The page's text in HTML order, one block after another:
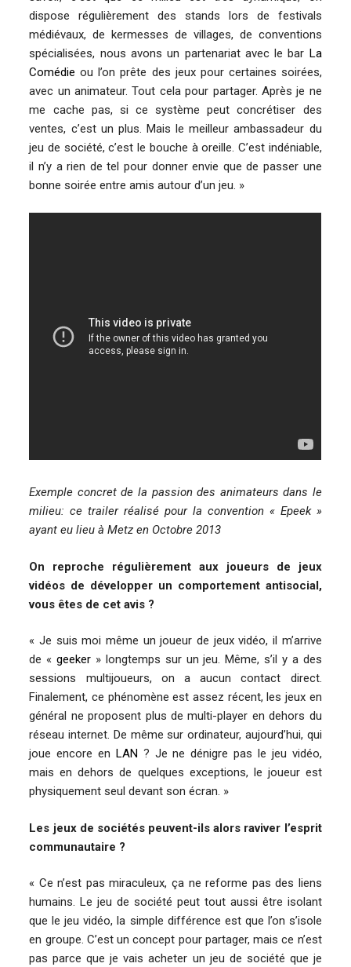
dispose régulièrement des stands lors de festivals
médiévaux, de kermesses de villages, de conventions
spécialisées, nous avons un partenariat avec le bar La
Comédie ou l’on prête des jeux pour certaines soirées,
avec un animateur. Tout cela pour partager. Après je ne
me cache pas, si ce système peut concrétiser des
ventes, c’est un plus. Mais le meilleur ambassadeur du
jeu de société, c’est le bouche à oreille. C’est indéniable,
il n’y a rien de tel pour donner envie que de passer une
bonne soirée entre amis autour d’un jeu. »
Exemple concret de la passion des animateurs dans le
milieu: ce trailer réalisé pour la convention « Epeek »
ayant eu lieu à Metz en Octobre 2013
On reproche régulièrement aux joueurs de jeux
vidéos de développer un comportement antisocial,
vous êtes de cet avis ?
« Je suis moi même un joueur de jeux vidéo, il m’arrive
de « geeker » longtemps sur un jeu. Même, s’il y a des
sessions multijoueurs, on a aucun contact direct.
Finalement, ce phénomène est assez récent, les jeux en
général ne proposent plus de multi-player en dehors du
réseau internet. De même sur ordinateur, aujourd’hui, qui
joue encore en LAN ? Je ne dénigre pas le jeu vidéo,
mais en dehors de quelques exceptions, le joueur est
physiquement seul devant son écran. »
Les jeux de sociétés peuvent-ils alors raviver l’esprit
communautaire ?
« Ce n’est pas miraculeux, ça ne reforme pas des liens
humains. Le jeu de société peut tout aussi être isolant
que le jeu vidéo, la simple différence est que l’on s’isole
en groupe. C’est un concept pour partager, mais ce n’est
pas parce que je vais acheter un jeu de société que je